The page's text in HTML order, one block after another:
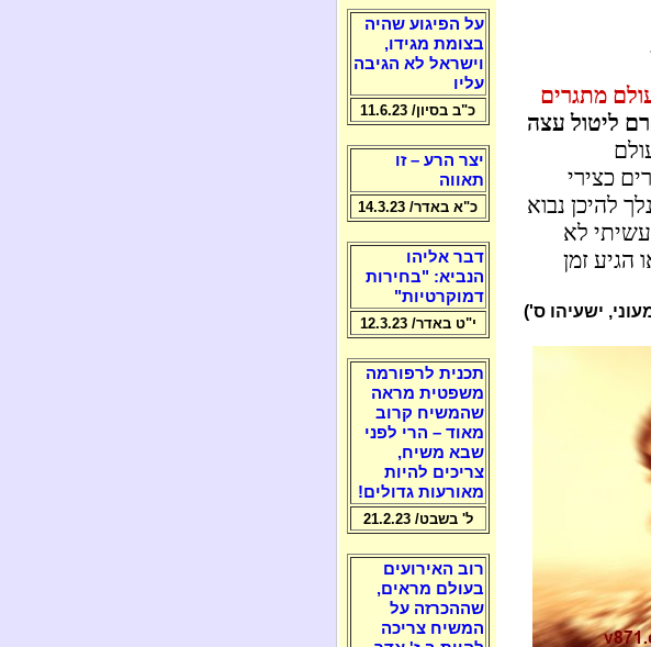
מתגרים
ליטול עצה
כצירי
להיכן נבוא
לא
זמן
ישעיהו ס')
על הפיגוע שהיה
בצומת מגידו,
וישראל לא הגיבה
עליו
כ"ב בסיון/ 11.6.23
יצר הרע – זו
תאווה
כ"א באדר/ 14.3.23
דבר אליהו
הנביא: "בחירות
דמוקרטיות"
י"ט באדר/ 12.3.23
תכנית לרפורמה
משפטית מראה
שהמשיח קרוב
מאוד – הרי לפני
שבא משיח,
צריכים להיות
מאורעות גדולים!
ל' בשבט/ 21.2.23
רוב האירועים
בעולם מראים,
שההכרזה על
המשיח צריכה